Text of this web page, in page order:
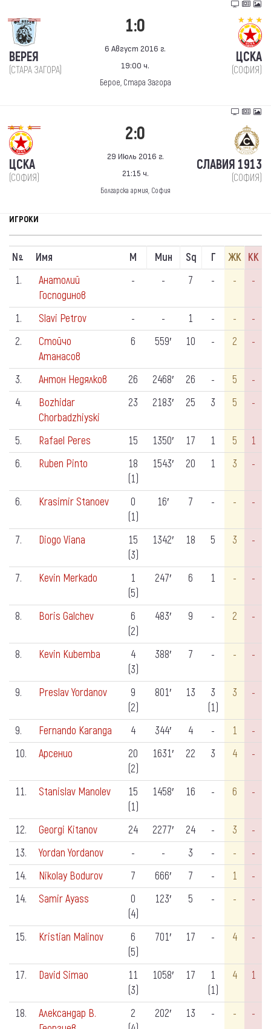
ВЕРЕЯ
(СТАРА ЗАГОРА)
1:0
6 Август 2016 г.
19:00 ч.
Берое, Стара Загора
ЦСКА
(СОФИЯ)
ЦСКА
(СОФИЯ)
2:0
29 Июль 2016 г.
21:15 ч.
Болгарска армия, София
СЛАВИЯ 1913
(СОФИЯ)
ИГРОКИ
Nº Имя М Мин Sq Г ЖК КК
1.
Анатолий
Господинов
- - 7 - - -
1. Slavi Petrov - - 1 - -
-
2.
Стойчо
Атанасов
6 559′ 10 - 2 -
3. Антон Недялков 26 2468′ 26 - 5
-
4.
Bozhidar
Chorbadzhiyski
23 2183′ 25 3 5 -
5. Rafael Peres 15 1350′ 17 1 5
1
6.
Ruben Pinto
18
(1)
1543′ 20 1 3 -
6. Krasimir Stanoev
0
(1)
16′ 7 - - -
7. Diogo Viana
15
(3)
1342′ 18 5 3 -
7. Kevin Merkado
1
(5)
247′ 6 1 - -
8. Boris Galchev
6
(2)
483′ 9 - 2 -
8. Kevin Kubemba
4
(3)
388′ 7 - - -
9. Preslav Yordanov
9
(2)
801′ 13
3
(1)
3 -
9. Fernando Karanga 4 344′ 4 - 1
-
10.
Арсенио
20
(2)
1631′ 22 3 4 -
11. Stanislav Manolev
15
(1)
1458′ 16 - 6 -
12. Georgi Kitanov 24 2277′ 24 - 3
-
13.
Yordan Yordanov - - 3 - -
-
14.
Nikolay Bodurov 7 666′ 7 - 1
-
14.
Samir Ayass
0
(4)
123′ 5 - - -
15. Kristian Malinov
6
(5)
701′ 17 - 4 -
17. David Simao
11
(3)
1058′ 17
1
(1)
4 1
18.
Александар В.
2
202′ 13 - - -